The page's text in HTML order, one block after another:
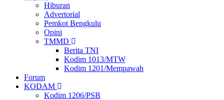
Hiburan
Advertorial
Pemkot Bengkulu
Opini
TMMD
Berita TNI
Kodim 1013/MTW
Kodim 1201/Mempawah
Forum
KODAM
Kodim 1206/PSB